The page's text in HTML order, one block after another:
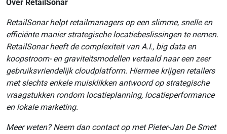
Over RetailSonar
RetailSonar helpt retailmanagers op een slimme, snelle en
efficiënte manier strategische locatiebeslissingen te nemen.
RetailSonar heeft de complexiteit van A.I., big data en
koopstroom- en graviteitsmodellen vertaald naar een zeer
gebruiksvriendelijk cloudplatform. Hiermee krijgen retailers
met slechts enkele muisklikken antwoord op strategische
vraagstukken rondom locatieplanning, locatieperformance
en lokale marketing.
Meer weten? Neem dan contact op met Pieter-Jan De Smet